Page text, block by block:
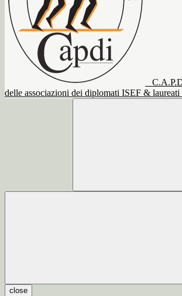
delle associazioni dei diplomati ISEF & laureati
close